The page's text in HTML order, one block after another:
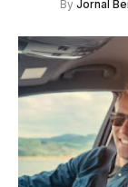
By Jornal